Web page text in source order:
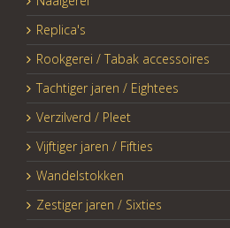
Replica's
Rookgerei / Tabak accessoires
Tachtiger jaren / Eightees
Verzilverd / Pleet
Vijftiger jaren / Fifties
Wandelstokken
Zestiger jaren / Sixties